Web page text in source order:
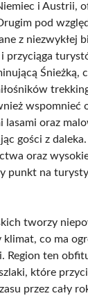
i Austrii,
pod
z niezwykłej
przyciąga
Śnieżką,
wspomnieć
lasami oraz
gości z daleka.
oraz
punkt na
tworzy
co ma
Region ten
które
przez cały